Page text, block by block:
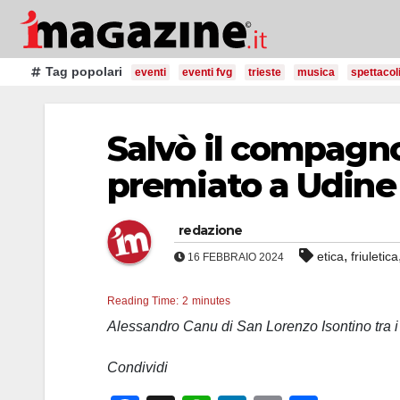
Salta
contenutoTag popolari eventi eventi fvg trieste musica spettacoli
Salvò il
premiato a Udine
redazione
16 FEBBRAIO 2024 etica, friuletica,
Reading Time: 2 minutes
Alessandro Canu di San Lorenzo Isontino tra
Condividi